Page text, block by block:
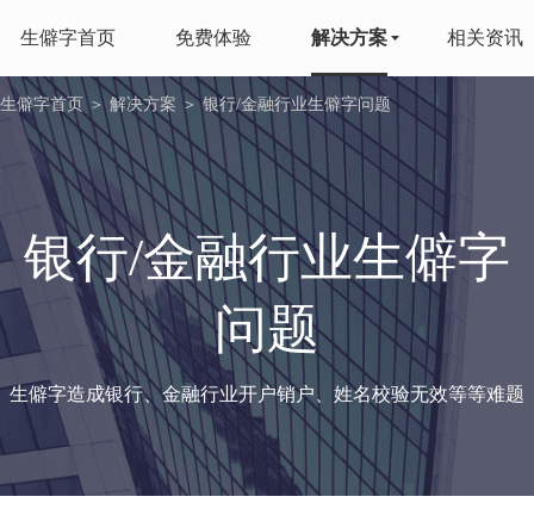
生僻字首页 免费体验 解决方案 相关资讯
生僻字首页 ＞ 解决方案 ＞ 银行/金融行业生僻字问题
银行/金融行业生僻字
问题
生僻字造成银行、金融行业开户销户、姓名校验无效等等难题